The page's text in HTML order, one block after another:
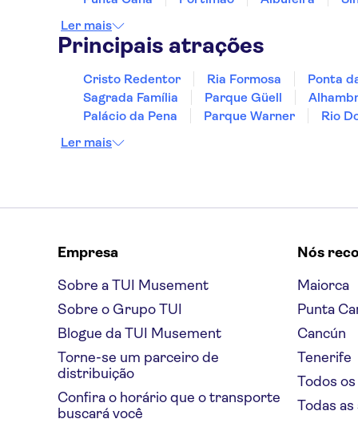
Philoxenia
Mazis Apartments
Amorossa
Apollo Palace
Strofi mucha
Grecotel Costa Botanica
Panorama restaurant
Rodostamo Hotel & Spa
Ler mais
Principais atrações
Cristo Redentor Ria Formosa Ponta
Sagrada Família
Parque Güell
Palácio da Pena
Parque Warner Rio
Ler mais
Empresa
Sobre a TUI Musement
Sobre o Grupo TUI
Blogue da TUI Musement
Torne-se um parceiro de
distribuição
Confira o horário que o transporte
buscará você
Nós
Maiorca
Punta
Cancún
Tenerife
Todos
Todas